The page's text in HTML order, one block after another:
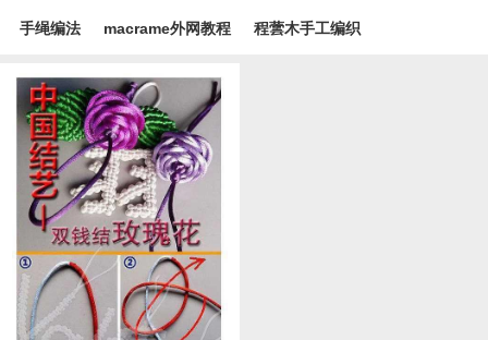
手绳编法 macrame外网教程 程蕓木手工编织